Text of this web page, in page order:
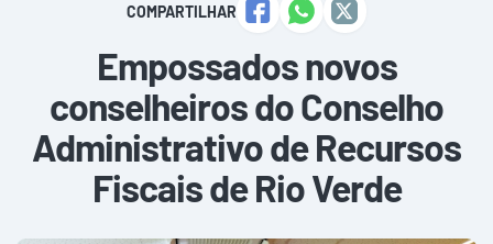
COMPARTILHAR
Empossados novos
conselheiros do Conselho
Administrativo de Recursos
Fiscais de Rio Verde